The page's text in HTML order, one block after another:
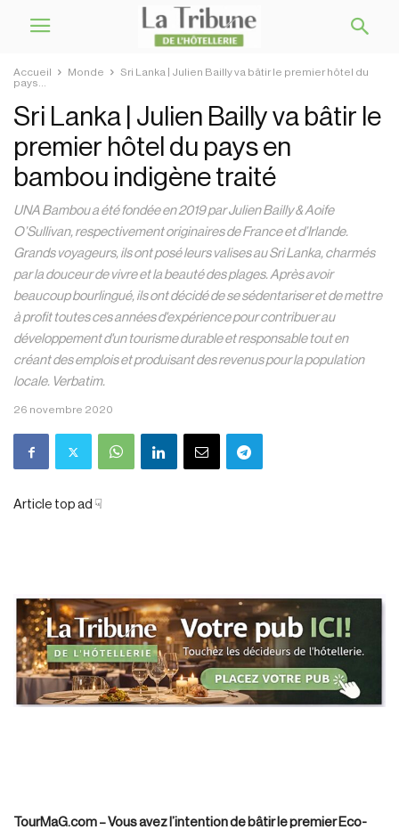
Accueil Monde
Sri Lanka | Julien Bailly va bâtir le premier hôtel du
pays...
Sri Lanka | Julien Bailly va bâtir le
premier hôtel du pays en
bambou indigène traité
UNA Bambou a été fondée en 2019 par Julien Bailly & Aoife
O’Sullivan, respectivement originaires de France et d’Irlande.
Grands voyageurs, ils ont posé leurs valises au Sri Lanka, charmés
par la douceur de vivre et la beauté des plages. Après avoir
beaucoup bourlingué, ils ont décidé de se sédentariser et de mettre
à profit toutes ces années d'expérience pour contribuer au
développement d'un tourisme durable et responsable tout en
créant des emplois et produisant des revenus pour la population
locale. Verbatim.
26 novembre 2020
Article top ad ☟
TourMaG.com – Vous avez l’intention de bâtir le premier Eco-